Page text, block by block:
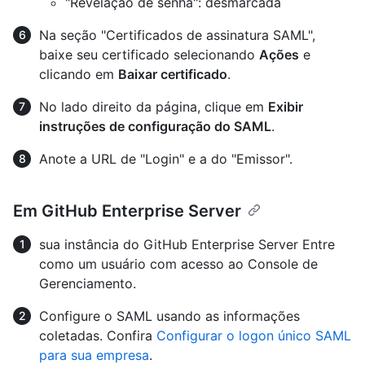
Na seção "Certificados de assinatura SAML",
baixe seu certificado selecionando Ações e
clicando em Baixar certificado.
No lado direito da página, clique em Exibir
instruções de configuração do SAML.
Anote a URL de "Login" e a do "Emissor".
Em GitHub Enterprise Server
sua instância do GitHub Enterprise Server Entre
como um usuário com acesso ao Console de
Gerenciamento.
Configure o SAML usando as informações
coletadas. Confira Configurar o logon único SAML
para sua empresa.